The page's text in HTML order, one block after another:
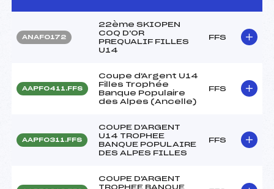
ANAF0172
22ème SKIOPEN
COQ D'OR
PREQUALIF FILLES
U14
FFS
AAPF0411.FFS
Coupe d'Argent U14
Filles Trophée
Banque Populaire
des Alpes (Ancelle)
FFS
AAPF0311.FFS
COUPE D'ARGENT
U14 TROPHEE
BANQUE POPULAIRE
DES ALPES FILLES
FFS
COUPE D'ARGENT
TROPHEE BANQUE